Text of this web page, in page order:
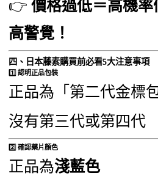
👉價格過低＝高機
高警覺！
四、日本藤素購買前必看5大注意事項
1️⃣ 認明正品包裝
正品為「第二代金標包
沒有第三代或第四代
2️⃣ 確認藥片顏色
正品為淺藍色